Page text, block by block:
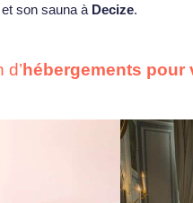
son sauna à Decize.
hébergements pour